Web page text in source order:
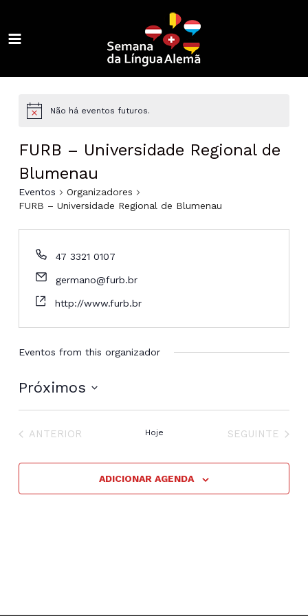
MENU
Não há eventos futuros.
FURB – Universidade Regional de
Blumenau
Eventos
Organizadores
FURB – Universidade Regional de Blumenau
47 3321 0107
germano@furb.br
http://www.furb.br
Eventos from this organizador
Próximos
data.EVENTOS
ANTERIOR Hoje EVENTOS
SEGUINTE
ADICIONAR AGENDA